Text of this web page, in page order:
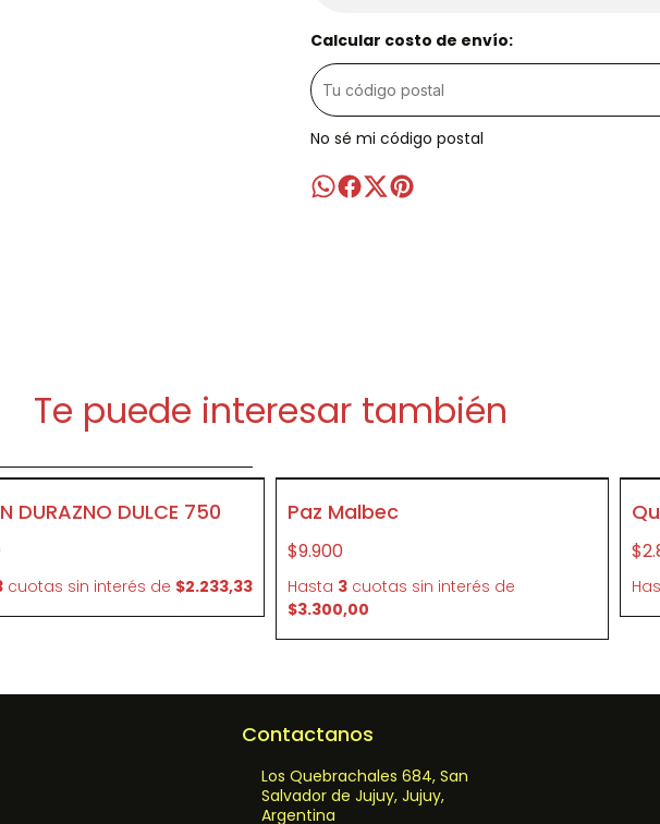
Calcular costo de envío:
No sé mi código postal
Te puede interesar también
DURAZNO DULCE 750
cuotas sin interés de $2.233,33
SIN STOCK
Paz Malbec
$9.900
Hasta 3 cuotas sin interés de
$3.300,00
Contactanos
Los Quebrachales 684, San
Salvador de Jujuy, Jujuy,
Argentina